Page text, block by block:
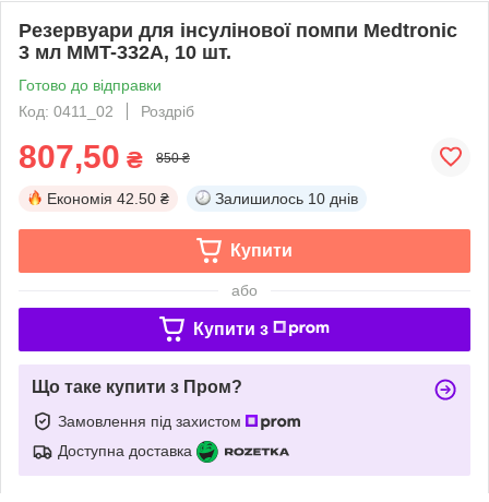
Резервуари для інсулінової помпи Medtronic
3 мл MMT-332A, 10 шт.
Готово до відправки
Код: 0411_02
Роздріб
807,50 ₴ 850 ₴
Економія 42.50 ₴ Залишилось 10 днів
Купити
або
Купити з
Що таке купити з Пром?
Замовлення під захистом
Доступна доставка